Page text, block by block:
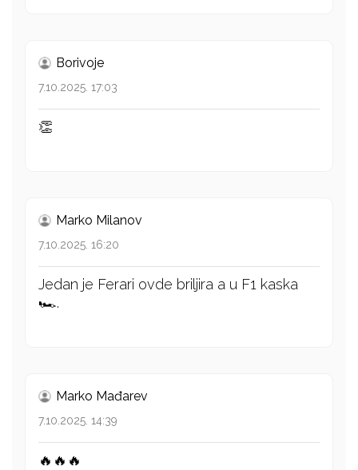
Borivoje
7.10.2025. 17:03
👏
Marko Milanov
7.10.2025. 16:20
Jedan je Ferari ovde briljira a u F1 kaska
🏎️.
Marko Mađarev
7.10.2025. 14:39
🔥🔥🔥